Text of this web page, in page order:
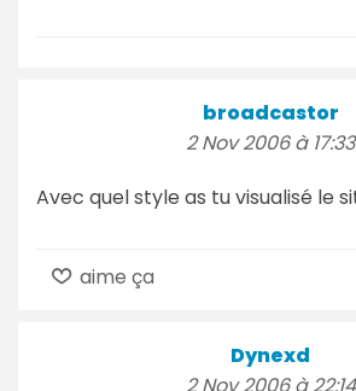
broadcastor
2 Nov 2006 à 17:33
Avec quel style as tu visualisé le
aime ça
Dynexd
2 Nov 2006 à 22:14